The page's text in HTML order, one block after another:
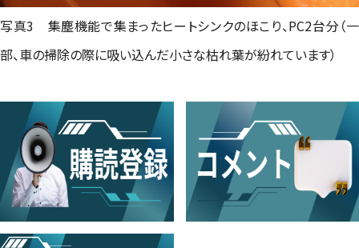
写真3 集塵機能で集まったヒートシンクのほこり、PC2台分（一
部、車の掃除の際に吸い込んだ小さな枯れ葉が紛れています）